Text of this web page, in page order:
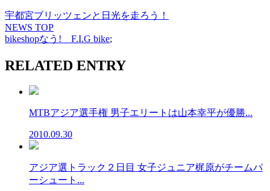
宇都宮ブリッツェンと日光を走ろう！
NEWS TOP
bikeshopなう! F.I.G bike;
RELATED ENTRY
MTBアジア選手権 男子エリートは山本幸平が優勝...
2010.09.30
アジア選トラック２日目 女子ジュニア梶原がチームパ
ーシュート...